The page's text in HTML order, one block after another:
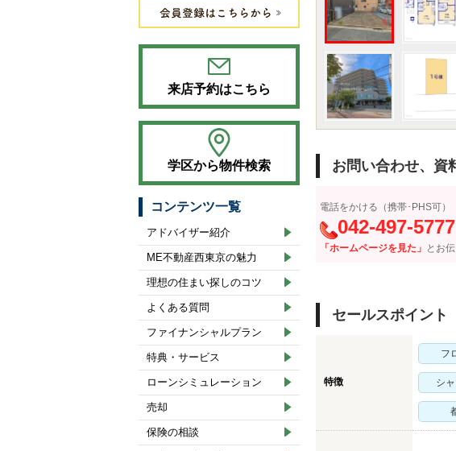
お問い合わせ、資
電話をかける（携帯･PHS可）
042-497-5777
「ホームページを見た」 とお
セールスポイント
特徴
フ
シ
来店予約はこちら
学区から物件検索
コンテンツ一覧
アドバイザー紹介
ME不動産西東京の魅力
理想の住まい探しのコツ
よくある質問
ファイナンシャルプラン
特典・サービス
ローンシミュレーション
売却
保険の相談